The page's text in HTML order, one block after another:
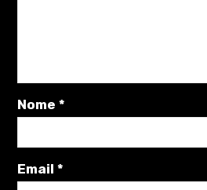
Nome*
Email*